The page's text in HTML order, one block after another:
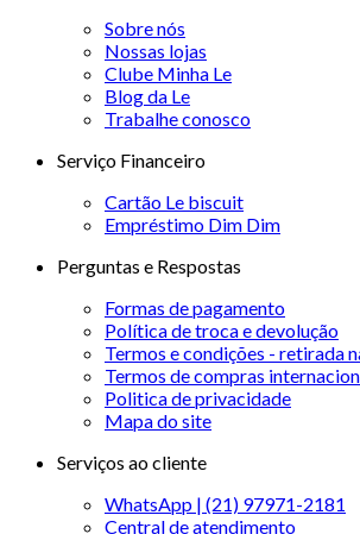
Sobre nós
Nossas lojas
Clube Minha Le
Blog da Le
Trabalhe conosco
Serviço Financeiro
Cartão Le biscuit
Empréstimo Dim Dim
Perguntas e Respostas
Formas de pagamento
Política de troca e devolução
Termos e condições - retirada
Termos de compras
Politica de privacidade
Mapa do site
Serviços ao cliente
WhatsApp | (21) 97971-2181
Central de atendimento